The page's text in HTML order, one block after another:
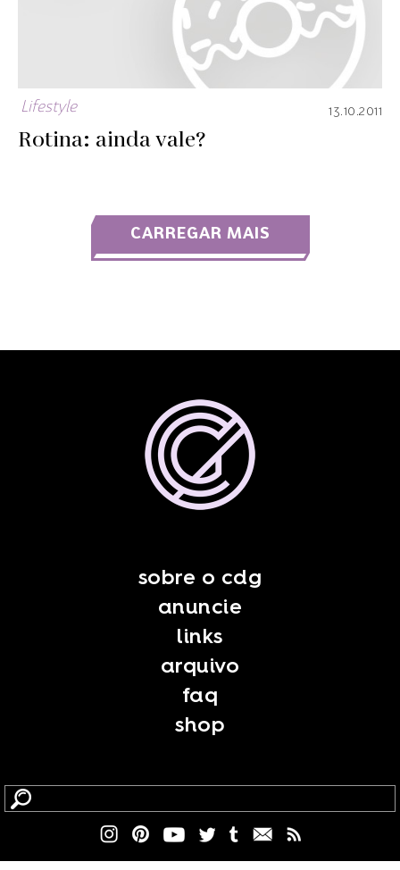
Lifestyle 13.10.2011
Rotina: ainda vale?
CARREGAR MAIS
sobre o cdg
anuncie
links
arquivo
faq
shop